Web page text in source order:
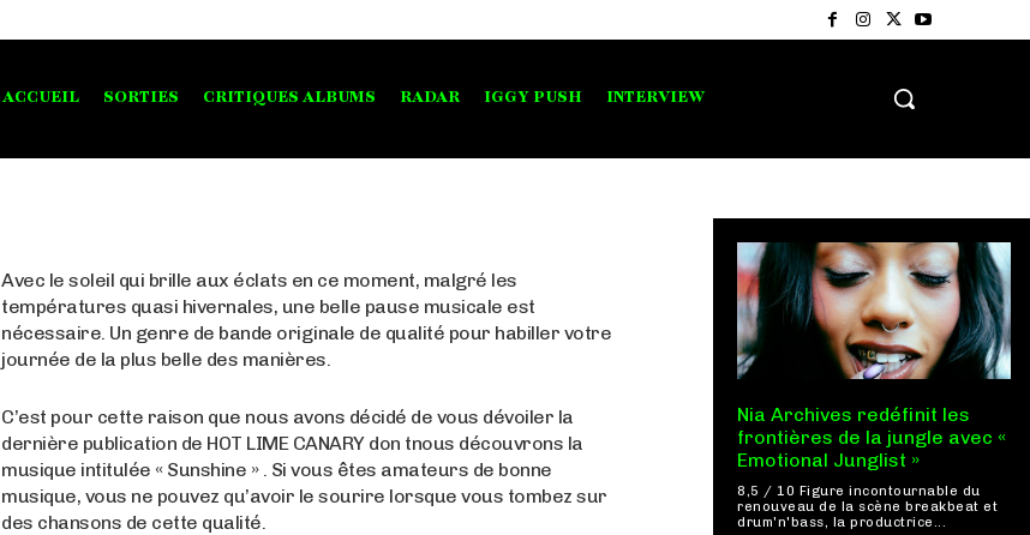
ACCUEIL SORTIES CRITIQUES ALBUMS RADAR IGGY PUSH INTERVIEW
Avec le soleil qui brille aux éclats en ce moment, malgré les
températures quasi hivernales, une belle pause musicale est
nécessaire. Un genre de bande originale de qualité pour habiller votre
journée de la plus belle des manières.
C’est pour cette raison que nous avons décidé de vous dévoiler la
dernière publication de HOT LIME CANARY don tnous découvrons la
musique intitulée « Sunshine » . Si vous êtes amateurs de bonne
musique, vous ne pouvez qu’avoir le sourire lorsque vous tombez sur
des chansons de cette qualité.
Nia Archives redéfinit les
frontières de la jungle avec «
Emotional Junglist »
8,5 / 10 Figure incontournable du
renouveau de la scène breakbeat et
drum'n'bass, la productrice...